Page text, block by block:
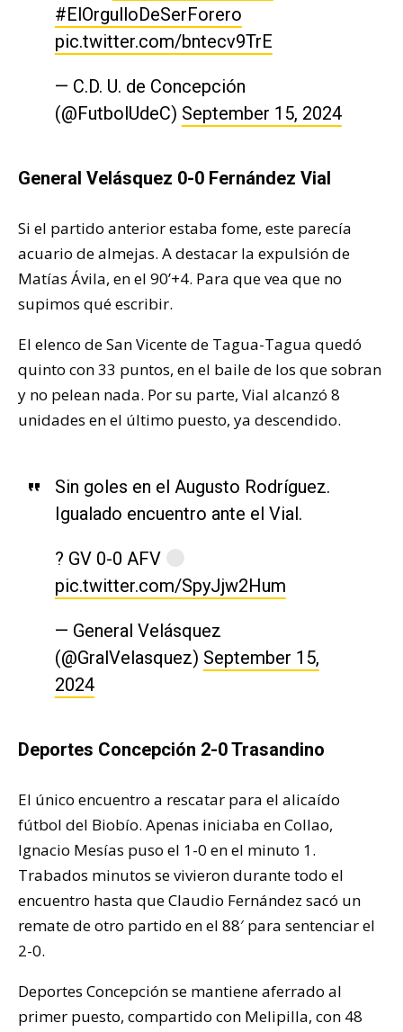
#ElOrgulloDeSerForero
pic.twitter.com/bntecv9TrE
— C.D. U. de Concepción
(@FutbolUdeC) September 15, 2024
General Velásquez 0-0 Fernández Vial
Si el partido anterior estaba fome, este parecía
acuario de almejas. A destacar la expulsión de
Matías Ávila, en el 90’+4. Para que vea que no
supimos qué escribir.
El elenco de San Vicente de Tagua-Tagua quedó
quinto con 33 puntos, en el baile de los que sobran
y no pelean nada. Por su parte, Vial alcanzó 8
unidades en el último puesto, ya descendido.
Sin goles en el Augusto Rodríguez.
Igualado encuentro ante el Vial.
? GV 0-0 AFV
pic.twitter.com/SpyJjw2Hum
— General Velásquez
(@GralVelasquez) September 15,
2024
Deportes Concepción 2-0 Trasandino
El único encuentro a rescatar para el alicaído
fútbol del Biobío. Apenas iniciaba en Collao,
Ignacio Mesías puso el 1-0 en el minuto 1.
Trabados minutos se vivieron durante todo el
encuentro hasta que Claudio Fernández sacó un
remate de otro partido en el 88′ para sentenciar el
2-0.
Deportes Concepción se mantiene aferrado al
primer puesto, compartido con Melipilla, con 48